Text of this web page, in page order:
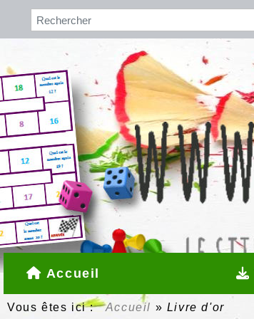
Accueil
Vous êtes ici :Accueil » Livre d'or